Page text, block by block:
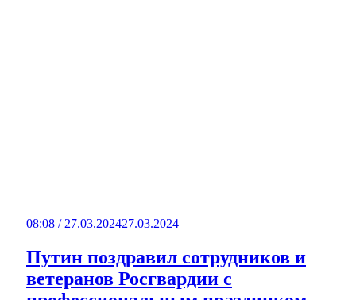
08:08 / 27.03.202427.03.2024
Путин поздравил сотрудников и
ветеранов Росгвардии с